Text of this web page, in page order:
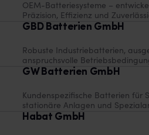
OEM-Batteriesysteme –
Präzision, Effizienz und
GBD Batterien GmbH
Robuste Industriebatterien,
anspruchsvolle
GW Batterien GmbH
Kundenspezifische Batterien für
stationäre Anlagen und
Habat GmbH